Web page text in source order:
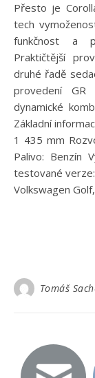
Přesto je
tech
funkčnost a
Praktičtější
druhé řadě
provedení
dynamické
Základní
1 435 mm
Palivo: Benzín
testované
Volkswagen
Tomáš